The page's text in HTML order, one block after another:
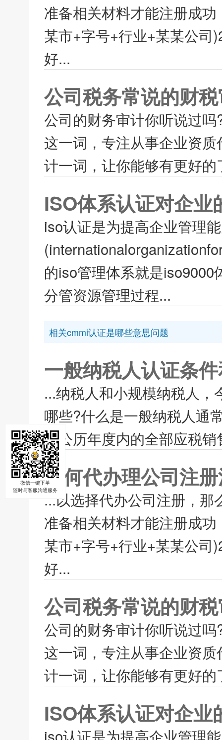
准备相关材料才能注册成
某市+字号+行业+某某公司
好...
公司税务常说的财
公司的财务审计你听说过
这一词，专注从事企业资
计一词，让你能够有更好
ISO体系认证对企业
iso认证是为提高企业管理
的iso管理体系就是
分管资源管理过程...
相关cmmi认证是哪些意思问题
一般纳税人认证条
...纳税人和小规模纳税人
哪些?什么是一般纳税人通
个公历年度内的全部应税
如何代办理公司注
...以选择代办公司注册，那
准备相关材料才能注册成
某市+字号+行业+某某公司
好...
公司税务常说的财
公司的财务审计你听说过
这一词，专注从事企业资
计一词，让你能够有更好
ISO体系认证对企业
iso认证是为提高企业管理
微信一键下单
随时与客服沟通服务